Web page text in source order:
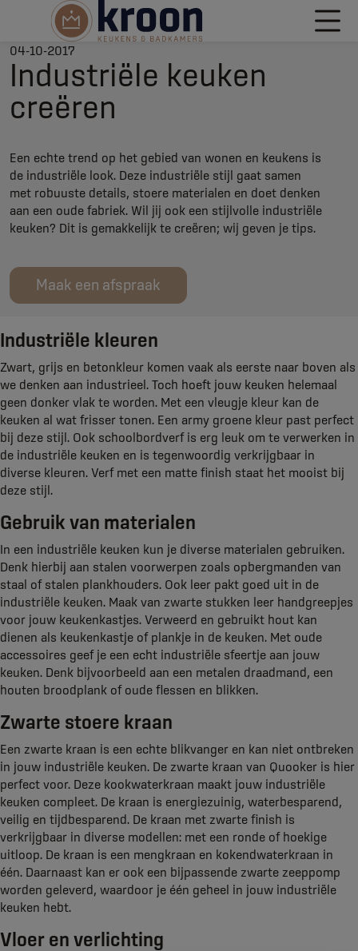
04-10-2017
Industriële keuken
creëren
Een echte trend op het gebied van wonen en keukens is
de industriële look. Deze industriële stijl gaat samen
met robuuste details, stoere materialen en doet denken
aan een oude fabriek. Wil jij ook een stijlvolle industriële
keuken? Dit is gemakkelijk te creëren; wij geven je tips.
Maak een afspraak
Industriële kleuren
Zwart, grijs en betonkleur komen vaak als eerste naar boven als
we denken aan industrieel. Toch hoeft jouw keuken helemaal
geen donker vlak te worden. Met een vleugje kleur kan de
keuken al wat frisser tonen. Een army groene kleur past perfect
bij deze stijl. Ook schoolbordverf is erg leuk om te verwerken in
de industriële keuken en is tegenwoordig verkrijgbaar in
diverse kleuren. Verf met een matte finish staat het mooist bij
deze stijl.
Gebruik van materialen
In een industriële keuken kun je diverse materialen gebruiken.
Denk hierbij aan stalen voorwerpen zoals opbergmanden van
staal of stalen plankhouders. Ook leer pakt goed uit in de
industriële keuken. Maak van zwarte stukken leer handgreepjes
voor jouw keukenkastjes. Verweerd en gebruikt hout kan
dienen als keukenkastje of plankje in de keuken. Met oude
accessoires geef je een echt industriële sfeertje aan jouw
keuken. Denk bijvoorbeeld aan een metalen draadmand, een
houten broodplank of oude flessen en blikken.
Zwarte stoere kraan
Een zwarte kraan is een echte blikvanger en kan niet ontbreken
in jouw industriële keuken. De zwarte kraan van Quooker is hier
perfect voor. Deze kookwaterkraan maakt jouw industriële
keuken compleet. De kraan is energiezuinig, waterbesparend,
veilig en tijdbesparend. De kraan met zwarte finish is
verkrijgbaar in diverse modellen: met een ronde of hoekige
uitloop. De kraan is een mengkraan en kokendwaterkraan in
één. Daarnaast kan er ook een bijpassende zwarte zeeppomp
worden geleverd, waardoor je één geheel in jouw industriële
keuken hebt.
Vloer en verlichting